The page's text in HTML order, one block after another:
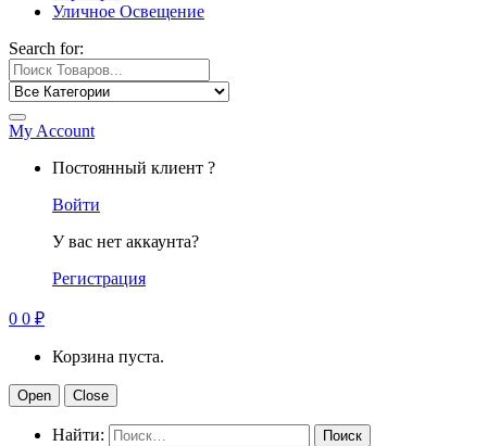
Уличное Освещение
Search for:
My Account
Постоянный клиент ?
Войти
У вас нет аккаунта?
Регистрация
0 0 ₽
Корзина пуста.
Open Close
Найти: